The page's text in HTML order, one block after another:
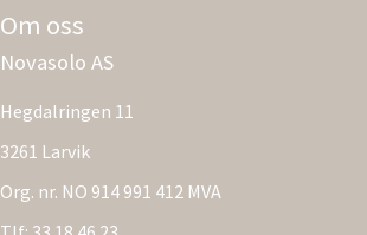
Om oss
Novasolo AS
Hegdalringen 11
3261 Larvik
Org. nr. NO 914 991 412 MVA